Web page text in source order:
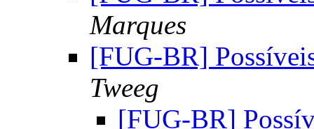
Marques
[FUG-BR]
Tweeg
[FUG-BR]